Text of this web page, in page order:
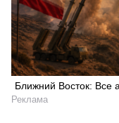
Ближний Восток: Все
Реклама